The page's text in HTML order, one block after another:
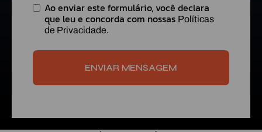
Ao enviar este formulário, você declara
que leu e concorda com nossas Políticas
de Privacidade.
ENVIAR MENSAGEM